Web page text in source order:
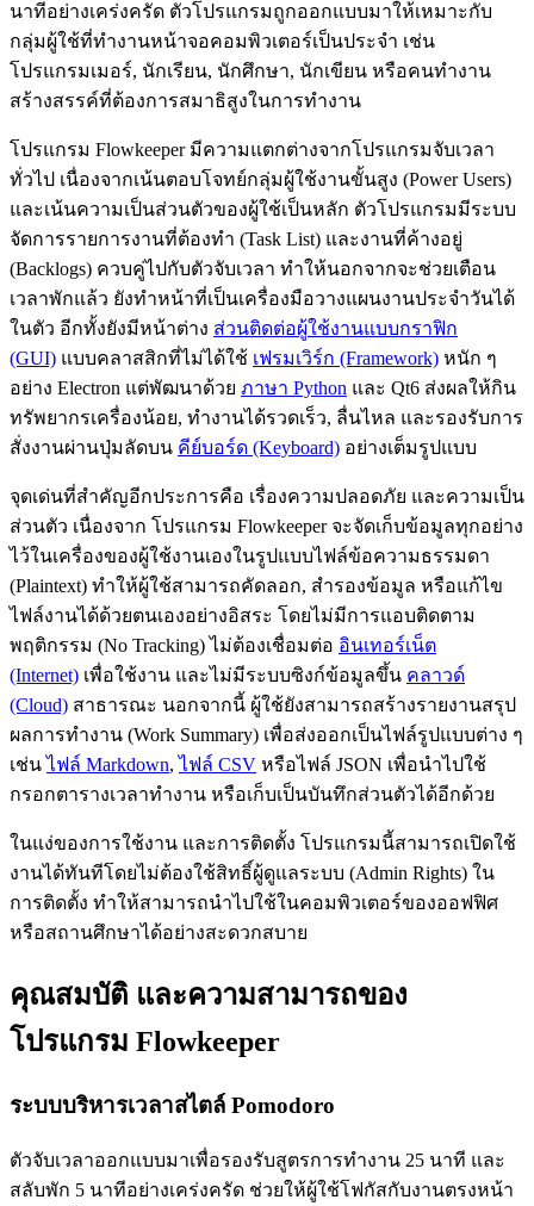
นาทีอย่างเคร่งครัด ตัวโปรแกรมถูกออกแบบมาให้เหมาะกับ
กลุ่มผู้ใช้ที่ทำงานหน้าจอคอมพิวเตอร์เป็นประจำ เช่น
โปรแกรมเมอร์, นักเรียน, นักศึกษา, นักเขียน หรือคนทำงาน
สร้างสรรค์ที่ต้องการสมาธิสูงในการทำงาน
โปรแกรม Flowkeeper มีความแตกต่างจากโปรแกรมจับเวลา
ทั่วไป เนื่องจากเน้นตอบโจทย์กลุ่มผู้ใช้งานขั้นสูง (Power Users)
และเน้นความเป็นส่วนตัวของผู้ใช้เป็นหลัก ตัวโปรแกรมมีระบบ
จัดการรายการงานที่ต้องทำ (Task List) และงานที่ค้างอยู่
(Backlogs) ควบคู่ไปกับตัวจับเวลา ทำให้นอกจากจะช่วยเตือน
เวลาพักแล้ว ยังทำหน้าที่เป็นเครื่องมือวางแผนงานประจำวันได้
ในตัว อีกทั้งยังมีหน้าต่าง ส่วนติดต่อผู้ใช้งานแบบกราฟิก
(GUI) แบบคลาสสิกที่ไม่ได้ใช้ เฟรมเวิร์ก (Framework) หนัก ๆ
อย่าง Electron แต่พัฒนาด้วย ภาษา Python และ Qt6 ส่งผลให้กิน
ทรัพยากรเครื่องน้อย, ทำงานได้รวดเร็ว, ลื่นไหล และรองรับการ
สั่งงานผ่านปุ่มลัดบน คีย์บอร์ด (Keyboard) อย่างเต็มรูปแบบ
จุดเด่นที่สำคัญอีกประการคือ เรื่องความปลอดภัย และความเป็น
ส่วนตัว เนื่องจาก โปรแกรม Flowkeeper จะจัดเก็บข้อมูลทุกอย่าง
ไว้ในเครื่องของผู้ใช้งานเองในรูปแบบไฟล์ข้อความธรรมดา
(Plaintext) ทำให้ผู้ใช้สามารถคัดลอก, สำรองข้อมูล หรือแก้ไข
ไฟล์งานได้ด้วยตนเองอย่างอิสระ โดยไม่มีการแอบติดตาม
พฤติกรรม (No Tracking) ไม่ต้องเชื่อมต่อ อินเทอร์เน็ต
(Internet) เพื่อใช้งาน และไม่มีระบบซิงก์ข้อมูลขึ้น คลาวด์
(Cloud) สาธารณะ นอกจากนี้ ผู้ใช้ยังสามารถสร้างรายงานสรุป
ผลการทำงาน (Work Summary) เพื่อส่งออกเป็นไฟล์รูปแบบต่าง ๆ
เช่นไฟล์ Markdown,ไฟล์ CSV หรือไฟล์ JSON เพื่อนำไปใช้
กรอกตารางเวลาทำงาน หรือเก็บเป็นบันทึกส่วนตัวได้อีกด้วย
ในแง่ของการใช้งาน และการติดตั้ง โปรแกรมนี้สามารถเปิดใช้
งานได้ทันทีโดยไม่ต้องใช้สิทธิ์ผู้ดูแลระบบ (Admin Rights) ใน
การติดตั้ง ทำให้สามารถนำไปใช้ในคอมพิวเตอร์ของออฟฟิศ
หรือสถานศึกษาได้อย่างสะดวกสบาย
คุณสมบัติ และความสามารถของ
โปรแกรม Flowkeeper
ระบบบริหารเวลาสไตล์ Pomodoro
ตัวจับเวลาออกแบบมาเพื่อรองรับสูตรการทำงาน 25 นาที และ
สลับพัก 5 นาทีอย่างเคร่งครัด ช่วยให้ผู้ใช้โฟกัสกับงานตรงหน้า